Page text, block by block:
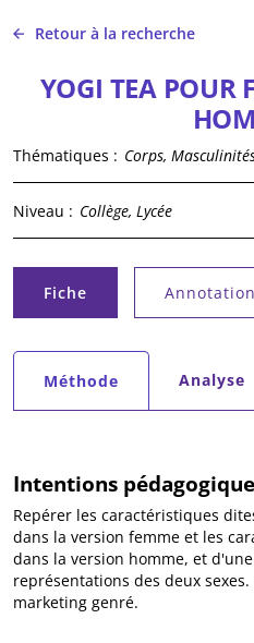
Retour à la recherche
YOGI TEA POUR
Thématiques : Corps,
Niveau : Collège, Lycée
Onglets principaux
Fiche
(onglet actif) Annotation
Onglets secondaires
Méthode
(onglet actif) Analyse
Intentions
Repérer les caractéristiques
dans la version femme et les
dans la version homme, et
représentations des deux
marketing genré.